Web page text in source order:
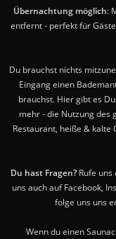
Übernachtung möglich:
entfernt - perfekt für
Du brauchst nichts
Eingang einen
brauchst. Hier gibt es
mehr - die Nutzung des
Restaurant, heiße &
Du hast Fragen?Rufe uns
uns auch auf Facebook,
folge uns uns
Wenn du einen